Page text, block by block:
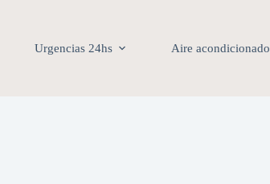
Urgencias 24hs Aire acondicionado